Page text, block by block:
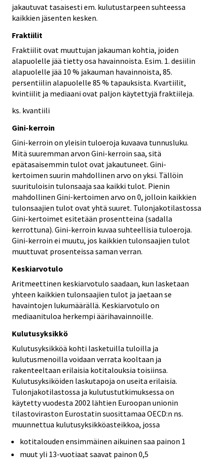
jakautuvat tasaisesti em. kulutustarpeen suhteessa
kaikkien jäsenten kesken.
Fraktiilit
Fraktiilit ovat muuttujan jakauman kohtia, joiden
alapuolelle jää tietty osa havainnoista. Esim. 1. desiilin
alapuolelle jää 10 % jakauman havainnoista, 85.
persentiilin alapuolelle 85 % tapauksista. Kvartiilit,
kvintiilit ja mediaani ovat paljon käytettyjä fraktiileja.
ks. kvantiili
Gini-kerroin
Gini-kerroin on yleisin tuloeroja kuvaava tunnusluku.
Mitä suuremman arvon Gini-kerroin saa, sitä
epätasaisemmin tulot ovat jakautuneet. Gini-
kertoimen suurin mahdollinen arvo on yksi. Tällöin
suurituloisin tulonsaaja saa kaikki tulot. Pienin
mahdollinen Gini-kertoimen arvo on 0, jolloin kaikkien
tulonsaajien tulot ovat yhtä suuret. Tulonjakotilastossa
Gini-kertoimet esitetään prosentteina (sadalla
kerrottuna). Gini-kerroin kuvaa suhteellisia tuloeroja.
Gini-kerroin ei muutu, jos kaikkien tulonsaajien tulot
muuttuvat prosenteissa saman verran.
Keskiarvotulo
Aritmeettinen keskiarvotulo saadaan, kun lasketaan
yhteen kaikkien tulonsaajien tulot ja jaetaan se
havaintojen lukumäärällä. Keskiarvotulo on
mediaanituloa herkempi äärihavainnoille.
Kulutusyksikkö
Kulutusyksikköä kohti lasketuilla tuloilla ja
kulutusmenoilla voidaan verrata kooltaan ja
rakenteeltaan erilaisia kotitalouksia toisiinsa.
Kulutusyksiköiden laskutapoja on useita erilaisia.
Tulonjakotilastossa ja kulutustutkimuksessa on
käytetty vuodesta 2002 lähtien Euroopan unionin
tilastoviraston Eurostatin suosittamaa OECD:n ns.
muunnettua kulutusyksikköasteikkoa, jossa
kotitalouden ensimmäinen aikuinen saa painon 1
muut yli 13-vuotiaat saavat painon 0,5